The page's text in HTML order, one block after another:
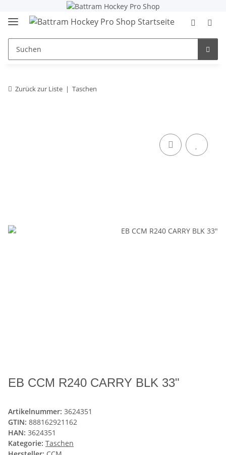
Zurück zur Liste Taschen
EB CCM R240 CARRY BLK 33"
Artikelnummer: 3624351
GTIN: 888162921162
HAN: 3624351
Kategorie: Taschen